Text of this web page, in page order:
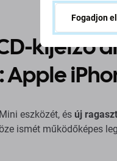
kijelző
eszközét, és új
ismét működőképes
Fogadjon